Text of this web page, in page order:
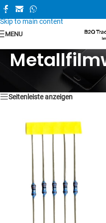
Skip to navigation
Skip to main content
MENU
1–16
Seitenleiste anzeigen